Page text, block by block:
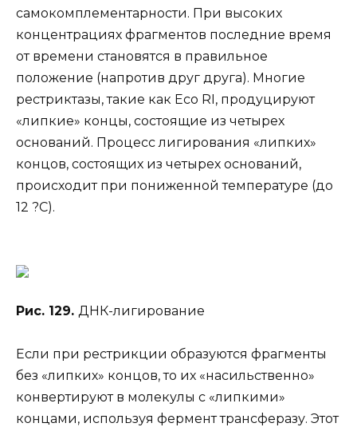
самокомплементарности. При высоких
концентрациях фрагментов последние время
от времени становятся в правильное
положение (напротив друг друга). Многие
рестриктазы, такие как Eco RI, продуцируют
«липкие» концы, состоящие из четырех
оснований. Процесс лигирования «липких»
концов, состоящих из четырех оснований,
происходит при пониженной температуре (до
12 ?С).
Рис. 129. ДНК-лигирование
Если при рестрикции образуются фрагменты
без «липких» концов, то их «насильственно»
конвертируют в молекулы с «липкими»
концами, используя фермент трансферазу. Этот